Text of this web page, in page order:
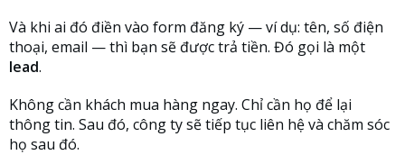
Và khi ai đó điền vào form đăng ký — ví dụ: tên, số điện
thoại, email — thì bạn sẽ được trả tiền. Đó gọi là một
lead.
Không cần khách mua hàng ngay. Chỉ cần họ để lại
thông tin. Sau đó, công ty sẽ tiếp tục liên hệ và chăm sóc
họ sau đó.